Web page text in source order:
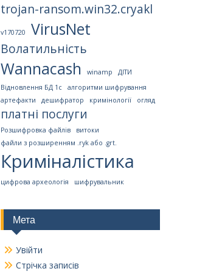
trojan-ransom.win32.cryakl
v170720 VirusNet
Волатильність
Wannacash winamp
ДІТИ
Відновлення БД 1с
алгоритми шифрування
артефакти
дешифратор кримінології огляд
платні послуги
Розшифровка файлів
витоки
файли з розширенням .ryk або .grt.
Криміналістика
цифрова археологія шифрувальник
Мета
Увійти
Стрічка записів